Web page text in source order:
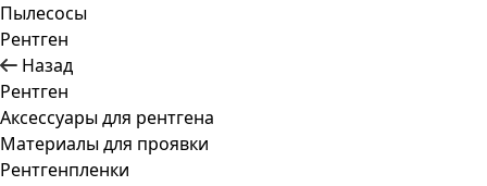
Пылесосы
Рентген
Назад
Рентген
Аксессуары для рентгена
Материалы для проявки
Рентгенпленки